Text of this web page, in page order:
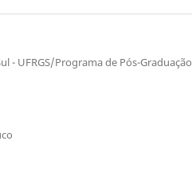
- UFRGS/Programa de Pós-Graduação